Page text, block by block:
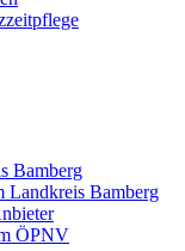
Bamberg
Landkreis Bamberg
ÖPNV